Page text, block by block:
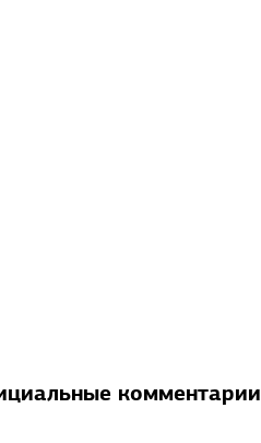
комментарии